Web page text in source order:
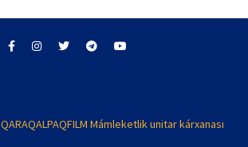
QARAQALPAQFILM Mámleketlik unitar kárxanası